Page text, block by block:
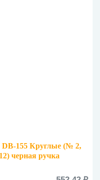
DB-155 Круглые (№ 2,
черная ручка